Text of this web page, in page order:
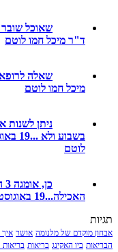
שאוכל שובר את
ד"ר מיכל חמו לוטם
שאלה לרופא מטפל
מיכל חמו לוטם
בשבוע ולא ...
כן,
האכילה...19 באוגוסט 2024 - 07:37 על ידי ד"ר מיכל חמו לוטם
של מלנומה אושר איך לעשות
ביו האקינג בריאות בריאות הציבור